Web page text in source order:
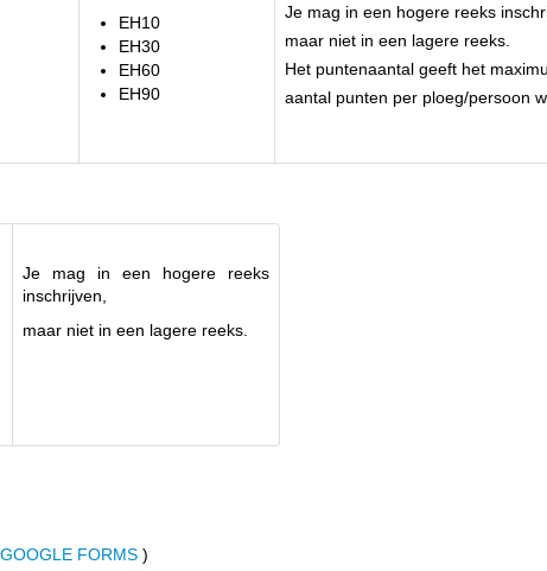
EH10
EH30
EH60
EH90
Je mag in een hogere reeks
maar niet in een lagere reeks.
Het puntenaantal geeft het
aantal punten per ploeg/persoon
Je mag in een hogere reeks
inschrijven,
maar niet in een lagere reeks.
FORMS )